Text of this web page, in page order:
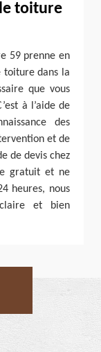
toiture
59 prenne en
toiture dans la
que vous
à l’aide de
des
et de
de devis chez
gratuit et ne
heures, nous
et bien